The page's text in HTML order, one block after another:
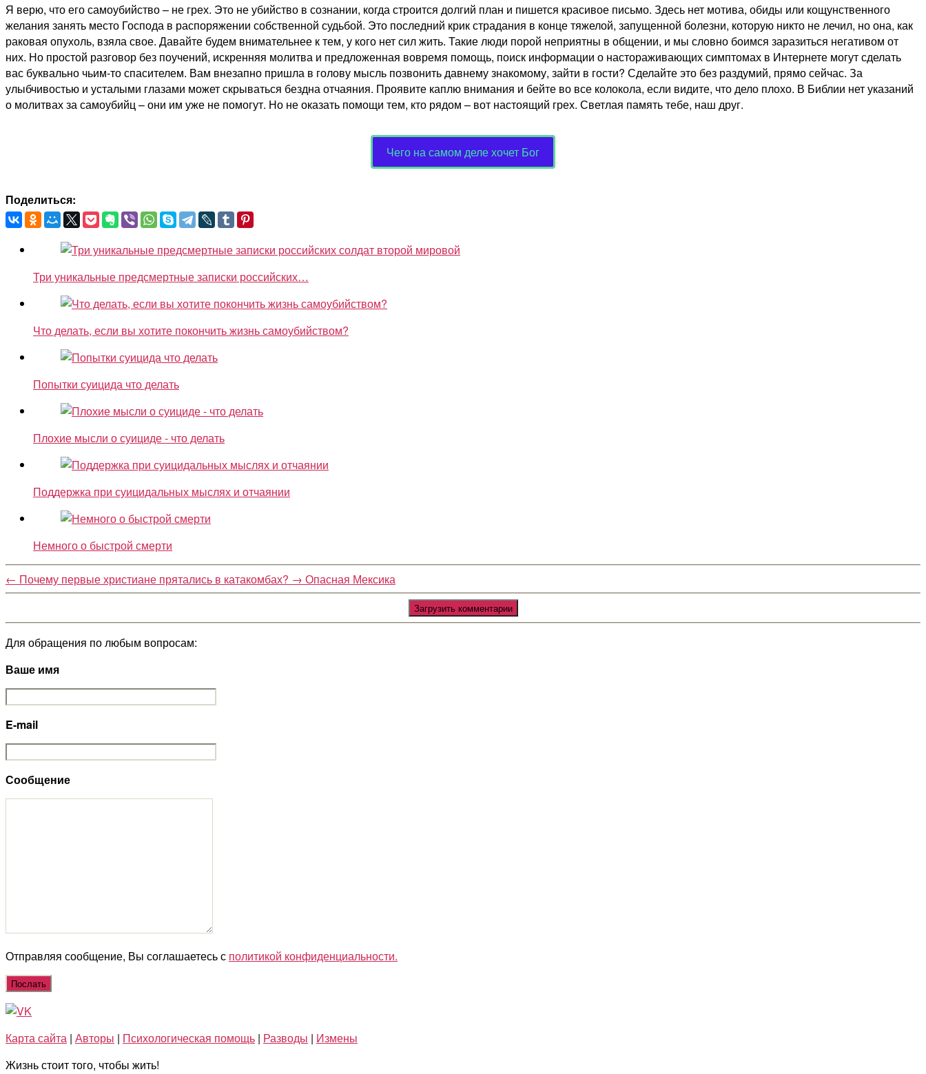
Я верю, что его самоубийство – не грех. Это не убийство в сознании, когда строится долгий план и пишется красивое письмо. Здесь нет мотива, обиды или кощунственного
желания занять место Господа в распоряжении собственной судьбой. Это последний крик страдания в конце тяжелой, запущенной болезни, которую никто не лечил, но она, как
раковая опухоль, взяла свое. Давайте будем внимательнее к тем, у кого нет сил жить. Такие люди порой неприятны в общении, и мы словно боимся заразиться негативом от
них. Но простой разговор без поучений, искренняя молитва и предложенная вовремя помощь, поиск информации о настораживающих симптомах в Интернете могут сделать
вас буквально чьим-то спасителем. Вам внезапно пришла в голову мысль позвонить давнему знакомому, зайти в гости? Сделайте это без раздумий, прямо сейчас. За
улыбчивостью и усталыми глазами может скрываться бездна отчаяния. Проявите каплю внимания и бейте во все колокола, если видите, что дело плохо. В Библии нет указаний
о молитвах за самоубийц – они им уже не помогут. Но не оказать помощи тем, кто рядом – вот настоящий грех. Светлая память тебе, наш друг.
Чего на самом деле хочет Бог
Поделиться:
Три уникальные предсмертные записки российских…
Что делать, если вы хотите покончить жизнь самоубийством?
Попытки суицида что делать
Плохие мысли о суициде - что делать
Поддержка при суицидальных мыслях и отчаянии
Немного о быстрой смерти
← Почему первые христиане прятались в катакомбах? → Опасная Мексика
Загрузить комментарии
Для обращения по любым вопросам:
Ваше имя
E-mail
Сообщение
Отправляя сообщение, Вы соглашаетесь с политикой конфиденциальности.
Карта сайта | Авторы | Психологическая помощь | Разводы | Измены
Жизнь стоит того, чтобы жить!